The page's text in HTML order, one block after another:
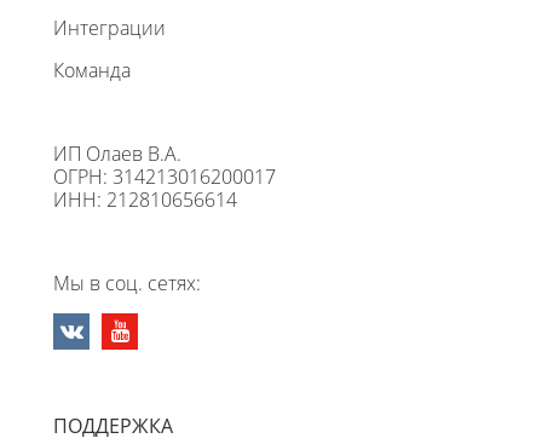
Интеграции
Команда
ИП Олаев В.А.
ОГРН: 314213016200017
ИНН: 212810656614
Мы в соц. сетях:
ПОДДЕРЖКА